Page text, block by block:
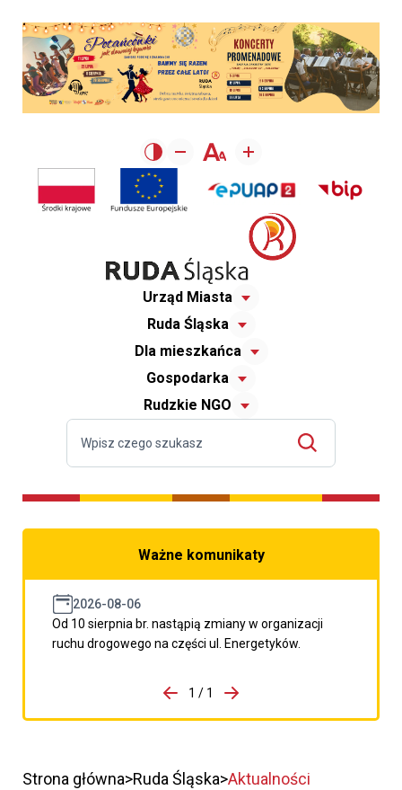
Urząd Miasta
Ruda Śląska
Dla mieszkańca
Gospodarka
Rudzkie NGO
Ważne komunikaty
2026-08-06
Od 10 sierpnia br. nastąpią zmiany w organizacji
ruchu drogowego na części ul. Energetyków.
porzpedniego komunikatu
1 / 1
Przejdź do następnego
Strona główna Ruda Śląska Aktualności